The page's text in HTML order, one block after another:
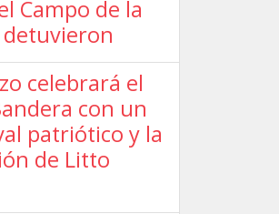
Campo de la
celebrará el
con un
patriótico y la
de Litto